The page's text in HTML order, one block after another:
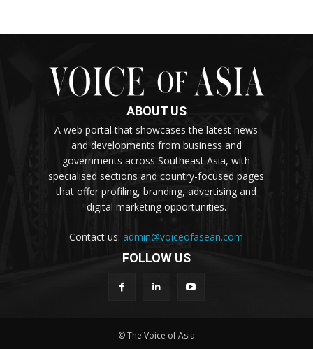
ABOUT US
A web portal that showcases the latest news
and developments from business and
governments across Southeast Asia, with
specialised sections and country-focused pages
that offer profiling, branding, advertising and
digital marketing opportunities.
Contact us:admin@voiceofasean.com
FOLLOW US
© The Voice of Asia